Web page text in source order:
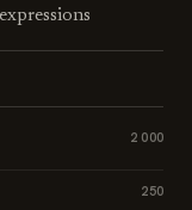
2 000
250